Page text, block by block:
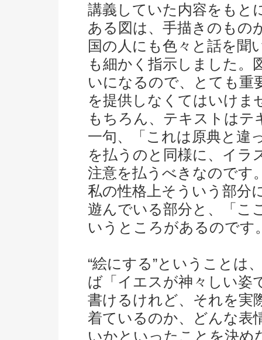
講義していた内容をもと
ある図は、手描きのもの
国の人にも色々と話を聞
も細かく指示しました。
いになるので、とても重
を提供しなくてはいけま
もちろん、テキストはテ
一句、「これは原典と違
を払うのと同様に、イラ
注意を払うべきなのです
私の性格上そういう部分
遊んでいる部分と、「こ
いうところがあるのです
“絵にする”ということは
ば「イエスが神々しい姿
書けるけれど、それを実
着ているのか、どんな表
いかといったことを決め